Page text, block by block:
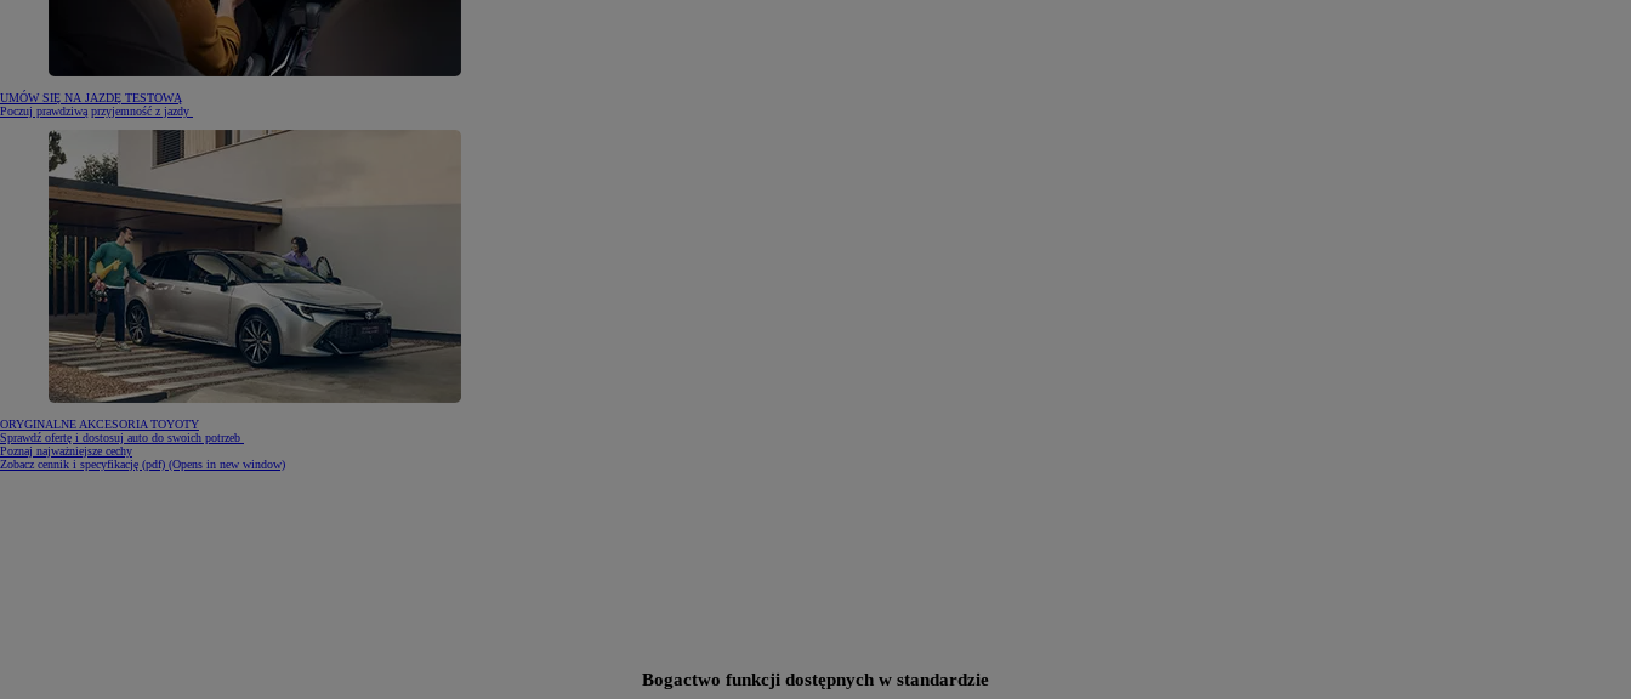
UMÓW SIĘ NA JAZDĘ TESTOWĄ
Poczuj prawdziwą przyjemność z jazdy
ORYGINALNE AKCESORIA TOYOTY
Sprawdź ofertę i dostosuj auto do swoich potrzeb
Poznaj najważniejsze cechy
Zobacz cennik i specyfikację (pdf) (Opens in new window)
Bogactwo funkcji dostępnych w standardzie